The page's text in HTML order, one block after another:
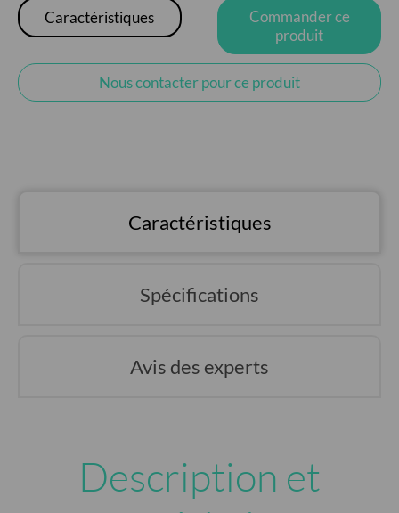
Caractéristiques
Commander ce
produit
Nous contacter pour ce produit
Caractéristiques
Spécifications
Avis des experts
Description et